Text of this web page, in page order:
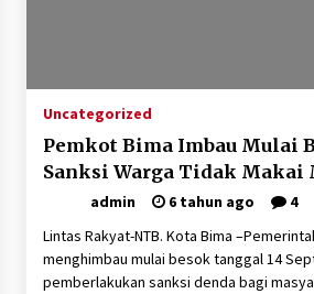
Uncategorized
Pemkot Bima Imbau Mulai
Sanksi Warga Tidak Makai
admin 6 tahun ago
4
Lintas Rakyat-NTB. Kota Bima
menghimbau mulai besok tanggal 14
pemberlakukan sanksi denda bagi